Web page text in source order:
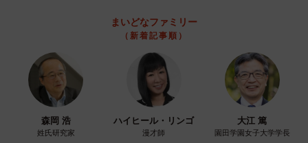
まいどなファミリー
（新着記事順）
森岡 浩
姓氏研究家
ハイヒール・リンゴ
漫才師
大江 篤
園田学園女子大学学長